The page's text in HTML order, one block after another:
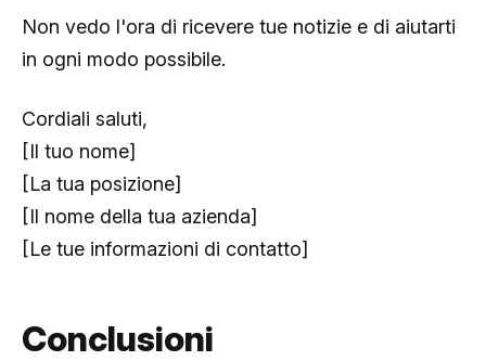
Non vedo l'ora di ricevere tue notizie e di aiutarti
in ogni modo possibile.
Cordiali saluti,
[Il tuo nome]
[La tua posizione]
[Il nome della tua azienda]
[Le tue informazioni di contatto]
Conclusioni